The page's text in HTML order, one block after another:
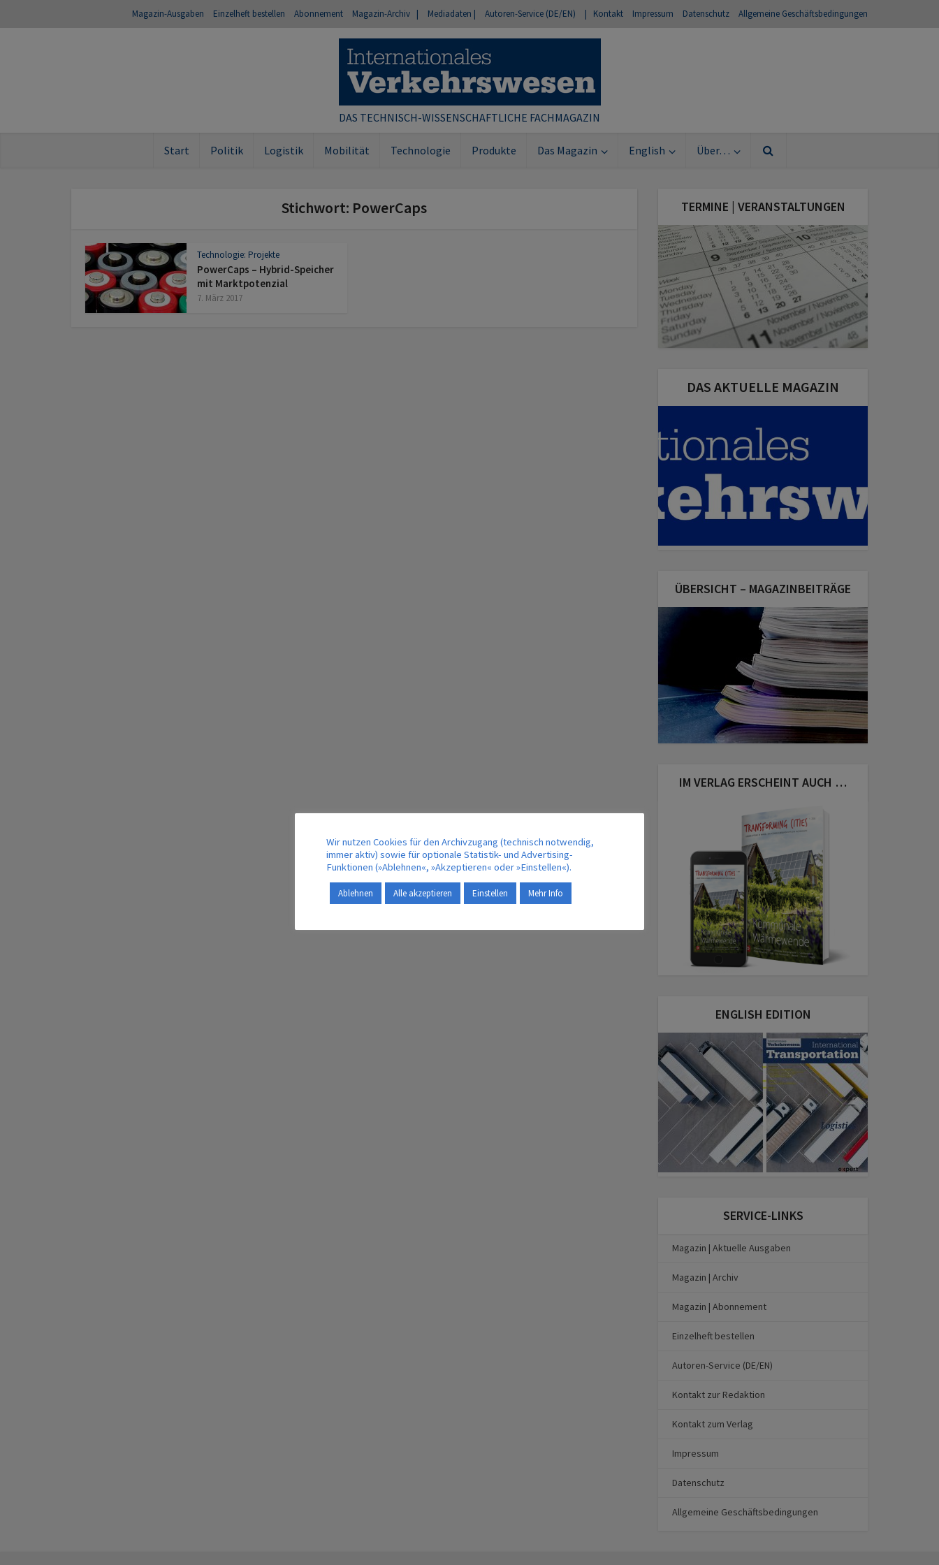
Magazin-Ausgaben Einzelheft bestellen Abonnement Magazin-Archiv | Mediadaten | Autoren-Service (DE/EN) | Kontakt Impressum Datenschutz Allgemeine Geschäftsbedingungen
DAS TECHNISCH-WISSENSCHAFTLICHE FACHMAGAZIN
Start Politik Logistik Mobilität Technologie Produkte Das Magazin English Über…
Stichwort: PowerCaps
Technologie: Projekte
PowerCaps – Hybrid-Speicher
mit Marktpotenzial
7. März 2017
TERMINE | VERANSTALTUNGEN
DAS AKTUELLE MAGAZIN
ÜBERSICHT – MAGAZINBEITRÄGE
IM VERLAG ERSCHEINT AUCH …
ENGLISH EDITION
SERVICE-LINKS
Magazin | Aktuelle Ausgaben
Magazin | Archiv
Magazin | Abonnement
Einzelheft bestellen
Autoren-Service (DE/EN)
Kontakt zur Redaktion
Kontakt zum Verlag
Impressum
Datenschutz
Allgemeine Geschäftsbedingungen
Wir nutzen Cookies für den Archivzugang (technisch notwendig,
immer aktiv) sowie für optionale Statistik- und Advertising-
Funktionen (»Ablehnen«, »Akzeptieren« oder »Einstellen«).
Ablehnen Alle akzeptieren Einstellen Mehr Info